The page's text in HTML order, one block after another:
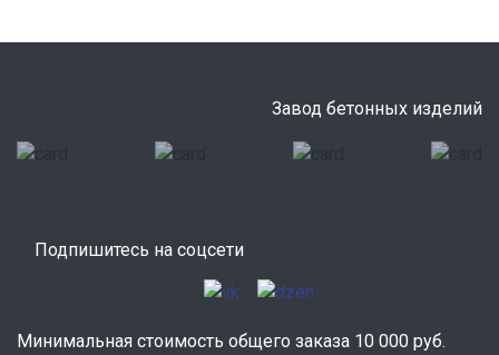
Завод бетонных изделий
Подпишитесь на соцсети
Минимальная стоимость общего заказа 10 000 руб.